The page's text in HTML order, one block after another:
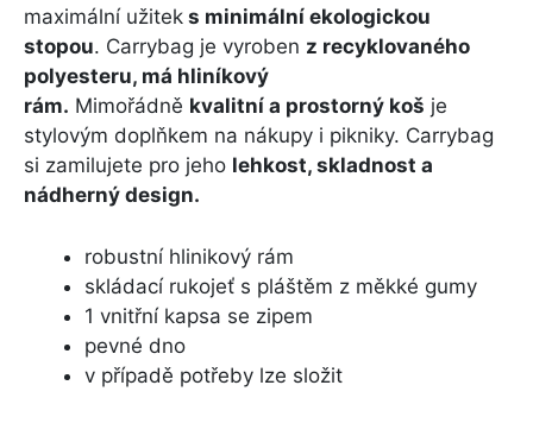
maximální užitek s minimální ekologickou
stopou. Carrybag je vyroben z recyklovaného
polyesteru, má hliníkový
rám. Mimořádně kvalitní a prostorný koš je
stylovým doplňkem na nákupy i pikniky. Carrybag
si zamilujete pro jeho lehkost, skladnost a
nádherný design.
robustní hlinikový rám
skládací rukojeť s pláštěm z měkké gumy
1 vnitřní kapsa se zipem
pevné dno
v případě potřeby lze složit